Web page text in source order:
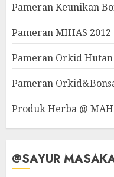
Pameran Keunikan
Pameran MIHAS 2012
Pameran Orkid Hutan
Pameran
Produk Herba @
@SAYUR